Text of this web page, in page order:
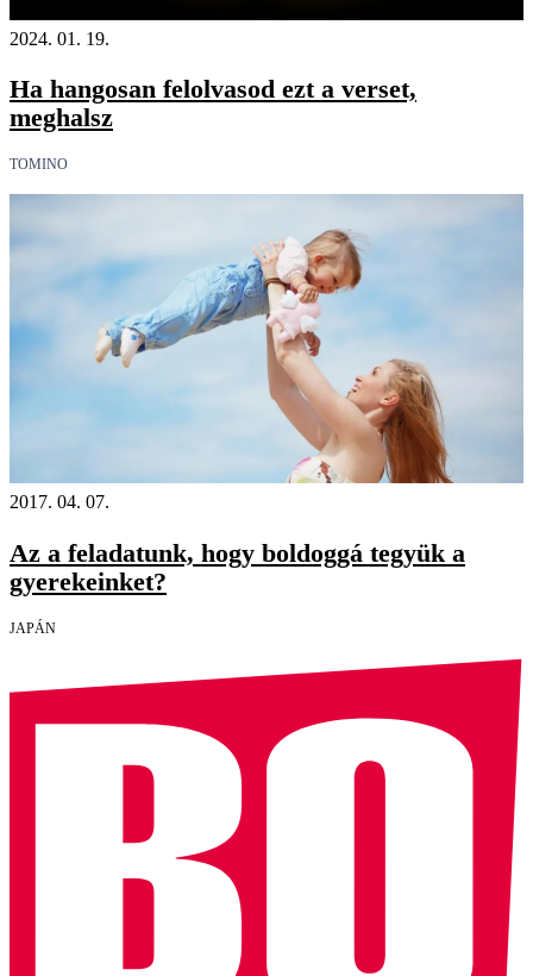
2024. 01. 19.
Ha hangosan felolvasod ezt a verset,
meghalsz
TOMINO
2017. 04. 07.
Az a feladatunk, hogy boldoggá tegyük a
gyerekeinket?
JAPÁN